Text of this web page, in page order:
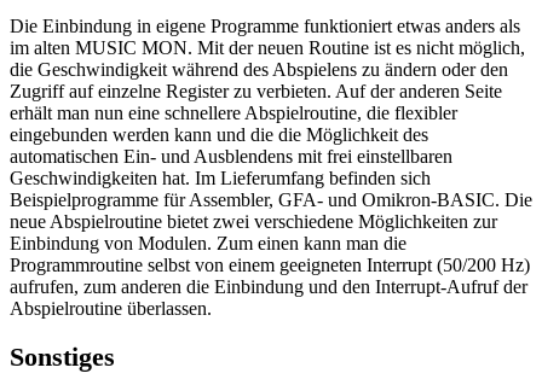
Die Einbindung in eigene Programme funktioniert etwas anders als
im alten MUSIC MON. Mit der neuen Routine ist es nicht möglich,
die Geschwindigkeit während des Abspielens zu ändern oder den
Zugriff auf einzelne Register zu verbieten. Auf der anderen Seite
erhält man nun eine schnellere Abspielroutine, die flexibler
eingebunden werden kann und die die Möglichkeit des
automatischen Ein- und Ausblendens mit frei einstellbaren
Geschwindigkeiten hat. Im Lieferumfang befinden sich
Beispielprogramme für Assembler, GFA- und Omikron-BASIC. Die
neue Abspielroutine bietet zwei verschiedene Möglichkeiten zur
Einbindung von Modulen. Zum einen kann man die
Programmroutine selbst von einem geeigneten Interrupt (50/200 Hz)
aufrufen, zum anderen die Einbindung und den Interrupt-Aufruf der
Abspielroutine überlassen.
Sonstiges